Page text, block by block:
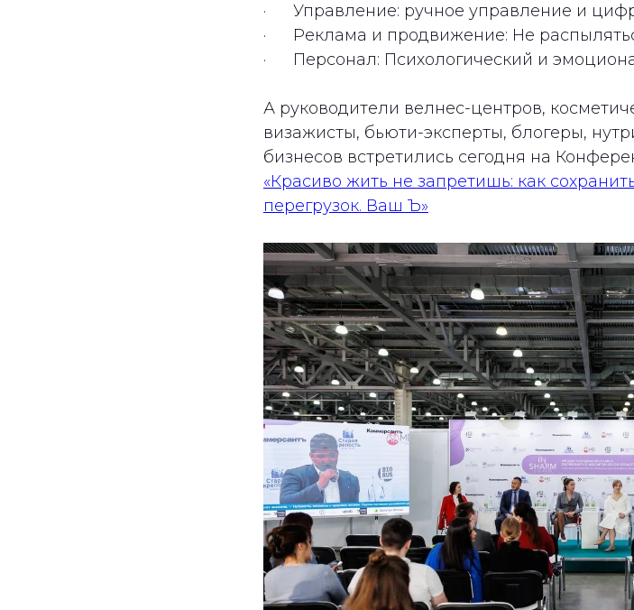
· Управление: ручное управление и
· Реклама и продвижение: Не
· Персонал: Психологический и
А руководители велнес-центров,
визажисты, бьюти-эксперты, блогеры,
бизнесов встретились сегодня на
«Красиво жить не запретишь: как
перегрузок. Ваш Ъ»